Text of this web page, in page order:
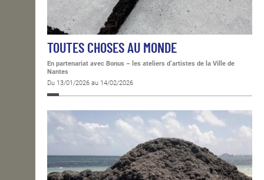
TOUTES CHOSES AU MONDE
En partenariat avec Bonus – les ateliers d’artistes de la Ville de
Nantes
Du 13/01/2026 au 14/02/2026